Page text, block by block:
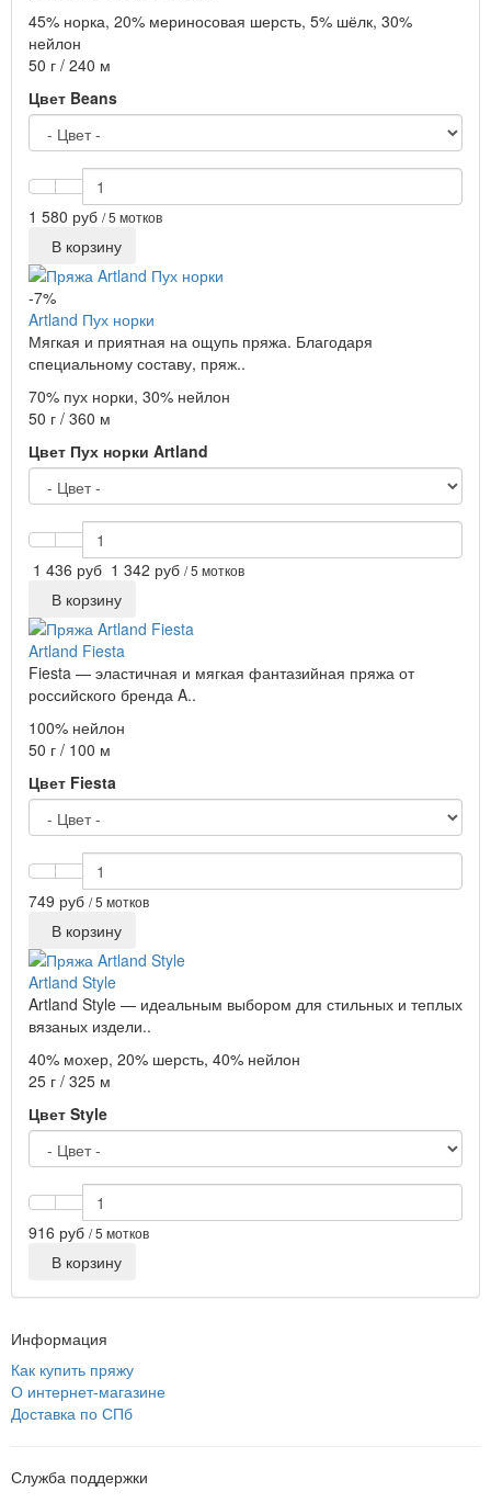
45% норка, 20% мериносовая шерсть, 5% шёлк, 30%
нейлон
50 г / 240 м
Цвет Beans
1 580 руб / 5 мотков
В корзину
-7%
Artland Пух норки
Мягкая и приятная на ощупь пряжа. Благодаря
специальному составу, пряж..
70% пух норки, 30% нейлон
50 г / 360 м
Цвет Пух норки Artland
1 436 руб 1 342 руб / 5 мотков
В корзину
Artland Fiesta
Fiesta — эластичная и мягкая фантазийная пряжа от
российского бренда A..
100% нейлон
50 г / 100 м
Цвет Fiesta
749 руб / 5 мотков
В корзину
Artland Style
Artland Style — идеальным выбором для стильных и теплых
вязаных издели..
40% мохер, 20% шерсть, 40% нейлон
25 г / 325 м
Цвет Style
916 руб / 5 мотков
В корзину
Информация
Как купить пряжу
О интернет-магазине
Доставка по СПб
Служба поддержки